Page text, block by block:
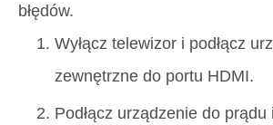
błędów.
Wyłącz telewizor i podłącz
zewnętrzne do portu HDMI.
Podłącz urządzenie do prądu